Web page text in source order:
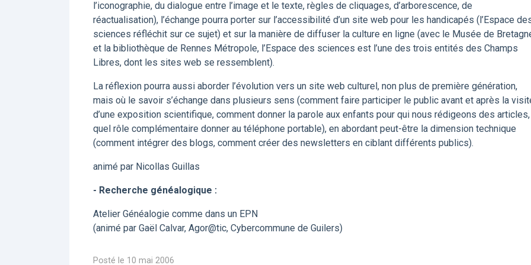
l’iconographie, du dialogue entre l’image et le texte, règles de cliquages, d’arborescence, de
réactualisation), l’échange pourra porter sur l’accessibilité d’un site web pour les handicapés (l’Espace
sciences réfléchit sur ce sujet) et sur la manière de diffuser la culture en ligne (avec le Musée de
et la bibliothèque de Rennes Métropole, l’Espace des sciences est l’une des trois entités des Champs
Libres, dont les sites web se ressemblent).
La réflexion pourra aussi aborder l’évolution vers un site web culturel, non plus de première génération,
mais où le savoir s’échange dans plusieurs sens (comment faire participer le public avant et après la
d’une exposition scientifique, comment donner la parole aux enfants pour qui nous rédigeons des articles,
quel rôle complémentaire donner au téléphone portable), en abordant peut-être la dimension technique
(comment intégrer des blogs, comment créer des newsletters en ciblant différents publics).
animé par Nicollas Guillas
- Recherche généalogique :
Atelier Généalogie comme dans un EPN
(animé par Gaël Calvar, Agor@tic, Cybercommune de Guilers)
Posté le 10 mai 2006